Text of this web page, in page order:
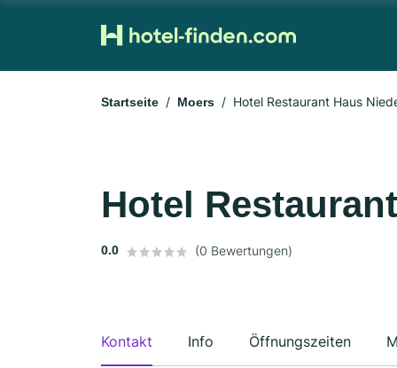
Startseite Moers Hotel Restaurant Haus
Hotel
0.0 (0 Bewertungen)
Kontakt Info Öffnungszeiten